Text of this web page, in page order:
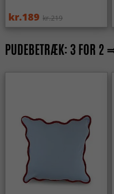
kr.189 kr.219
PUDEBETRÆK: 3 FOR 2